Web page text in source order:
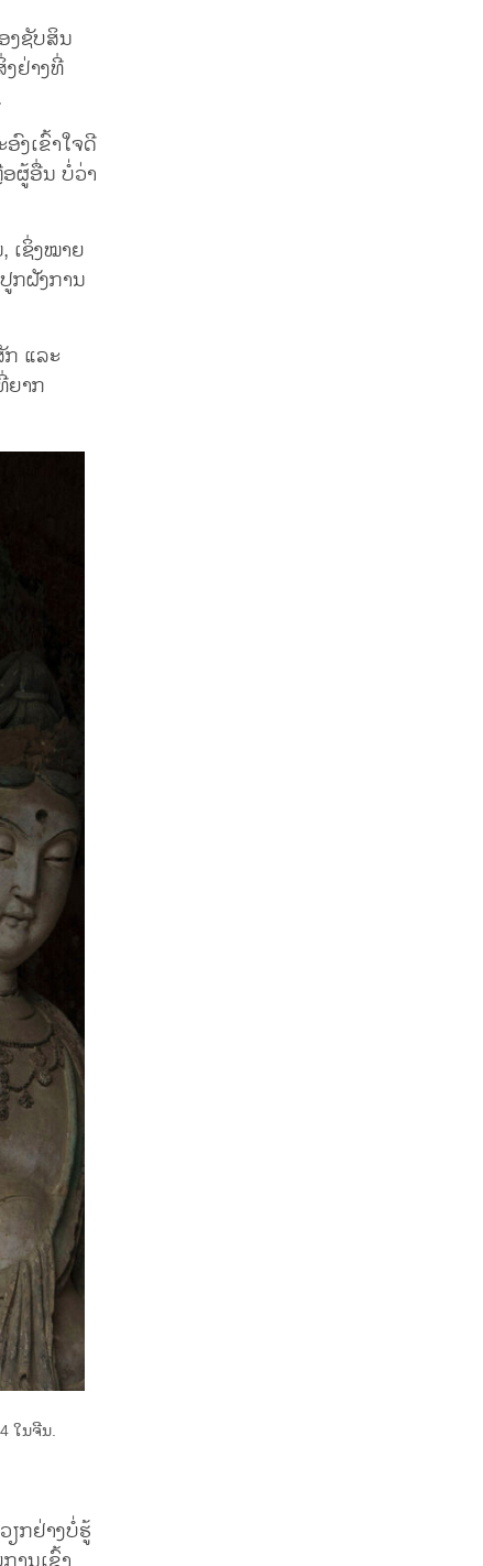
ງຊັບສິນ
ຢ່າງທີ່
ງເຂົ້າໃຈດີ
ອຜູ້ອື່ນ ບໍ່ວ່າ
ເຊິ່ງໝາຍ
ກຝັງການ
ແລະ
ຍາກ
ໃນຈີນ.
ກຢ່າງບໍ່ຮູ້